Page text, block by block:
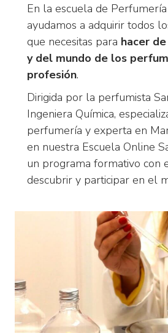
En la escuela de
ayudamos a adquirir todos
que necesitas para hacer
y del mundo de los
profesión.
Dirigida por la perfumista
Ingeniera Química,
perfumería y experta en
en nuestra Escuela Online
un programa formativo con
descubrir y participar en el